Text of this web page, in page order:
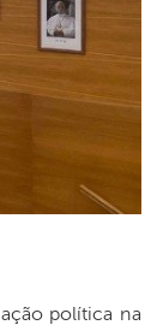
política na